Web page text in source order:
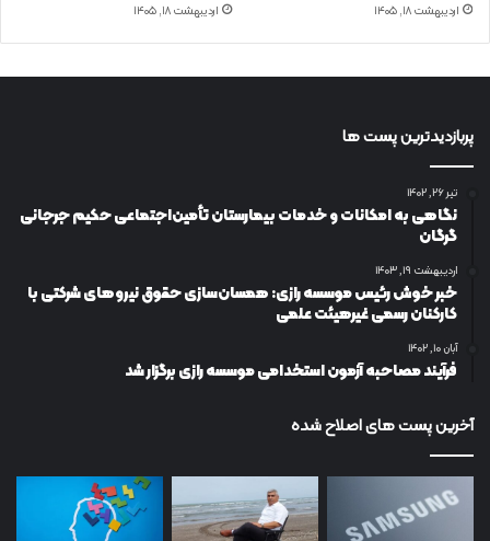
اردیبهشت ۱۸, ۱۴۰۵ اردیبهشت ۱۸, ۱۴۰۵
پربازدیدترین پست ها
تیر ۲۶, ۱۴۰۲
نگاهی به امکانات و خدمات بیمارستان تأمین‌اجتماعی حکیم جرجانی
گرگان
اردیبهشت ۱۹, ۱۴۰۳
خبر خوش رئیس موسسه رازی: همسان‌سازی حقوق نیروهای شرکتی با
کارکنان رسمی غیرهیئت علمی
آبان ۱۰, ۱۴۰۲
فرآیند مصاحبه آزمون استخدامی موسسه رازی برگزار شد
آخرین پست های اصلاح شده